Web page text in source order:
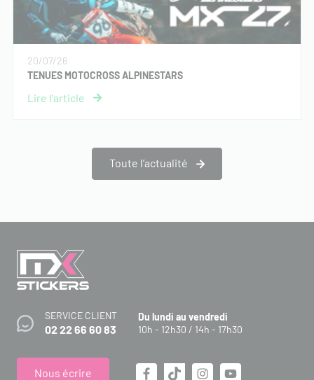
20/07/26
TENUES MOTOCROSS ALPINESTARS
Toute l’actualité
SERVICE CLIENT
02 22 66 60 83
Du lundi au vendredi
10h - 12h30 / 14h - 17h30
Nous écrire